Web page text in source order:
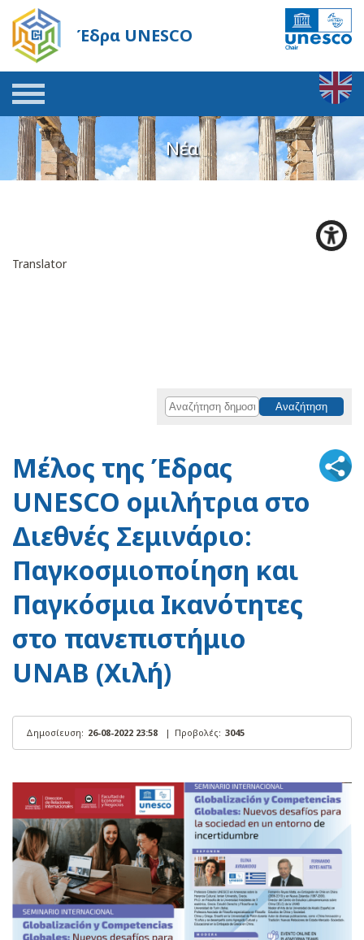
Έδρα UNESCO
Νέα
Translator
Μέλος της Έδρας
UNESCO ομιλήτρια στο
Διεθνές Σεμινάριο:
Παγκοσμιοποίηση και
Παγκόσμια Ικανότητες
στο πανεπιστήμιο
UNAB (Χιλή)
Δημοσίευση: 26-08-2022 23:58 | Προβολές: 3045